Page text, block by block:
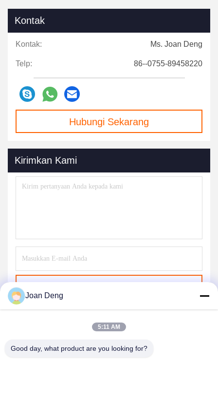
Kontak
Kontak: Ms. Joan Deng
Telp: 86--0755-89458220
Hubungi Sekarang
Kirimkan Kami
Joan Deng
5:11 AM
Good day, what product are you looking for?